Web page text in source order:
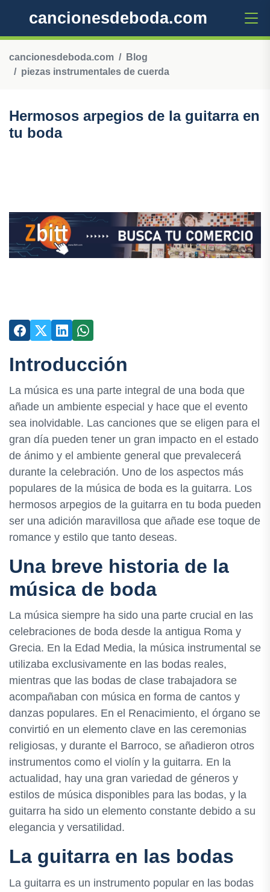
cancionesdeboda.com
cancionesdeboda.com
Blog
piezas instrumentales de cuerda
Hermosos arpegios de la guitarra en
tu boda
Introducción
La música es una parte integral de una boda que
añade un ambiente especial y hace que el evento
sea inolvidable. Las canciones que se eligen para el
gran día pueden tener un gran impacto en el estado
de ánimo y el ambiente general que prevalecerá
durante la celebración. Uno de los aspectos más
populares de la música de boda es la guitarra. Los
hermosos arpegios de la guitarra en tu boda pueden
ser una adición maravillosa que añade ese toque de
romance y estilo que tanto deseas.
Una breve historia de la
música de boda
La música siempre ha sido una parte crucial en las
celebraciones de boda desde la antigua Roma y
Grecia. En la Edad Media, la música instrumental se
utilizaba exclusivamente en las bodas reales,
mientras que las bodas de clase trabajadora se
acompañaban con música en forma de cantos y
danzas populares. En el Renacimiento, el órgano se
convirtió en un elemento clave en las ceremonias
religiosas, y durante el Barroco, se añadieron otros
instrumentos como el violín y la guitarra. En la
actualidad, hay una gran variedad de géneros y
estilos de música disponibles para las bodas, y la
guitarra ha sido un elemento constante debido a su
elegancia y versatilidad.
La guitarra en las bodas
La guitarra es un instrumento popular en las bodas